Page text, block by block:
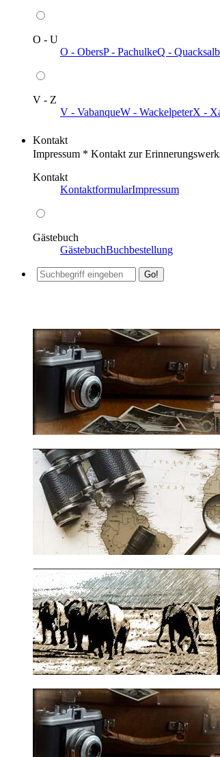
O - U
O - ObersP - PachulkeQ -
V - Z
V - VabanqueW - WackelpeterX -
Kontakt
Impressum * Kontakt zur
Kontakt
KontaktformularImpressum
Gästebuch
GästebuchBuchbestellung